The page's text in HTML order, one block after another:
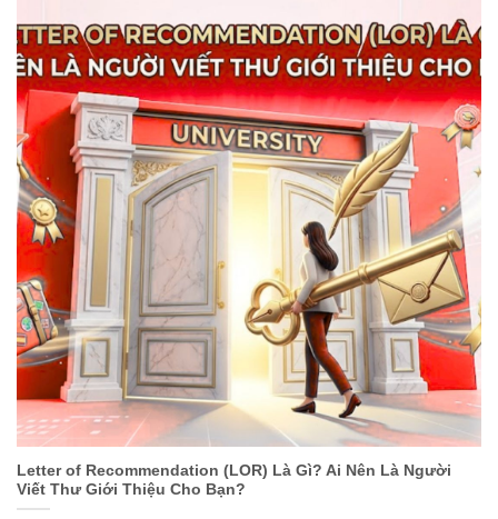
Letter of Recommendation (LOR) Là Gì? Ai Nên Là Người
Viết Thư Giới Thiệu Cho Bạn?